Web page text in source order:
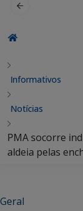
Informativos
Notícias
PMA socorre
aldeia pelas
Geral